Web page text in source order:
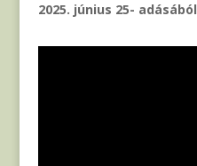
2025. június 25- adásából